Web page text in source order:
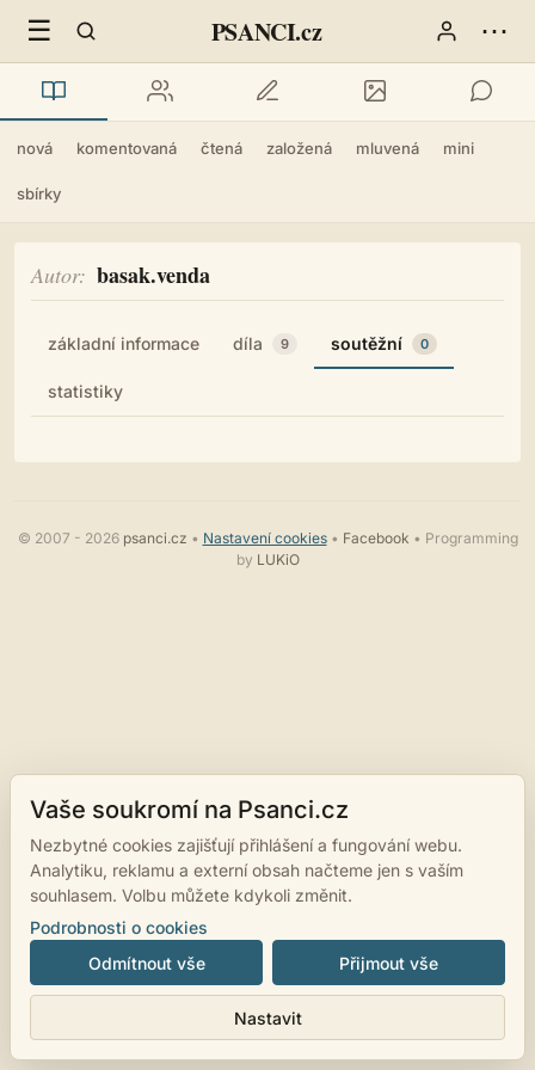
☰ PSANCI.cz ⋯
nová komentovaná čtená založená mluvená mini
sbírky
Autor basak.venda
základní informace díla 9 soutěžní 0
statistiky
© 2007 - 2026 psanci.cz • Nastavení cookies• Facebook • Programming
by LUKiO
Vaše soukromí na Psanci.cz
Nezbytné cookies zajišťují přihlášení a fungování webu.
Analytiku, reklamu a externí obsah načteme jen s vaším
souhlasem. Volbu můžete kdykoli změnit.
Podrobnosti o cookies
Odmítnout vše
Nastavit
Přijmout vše